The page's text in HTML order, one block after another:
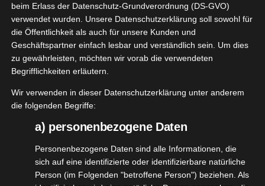
Kind hatte ich mal einen
, aber ob ich das heute
noch kann….
Dann bekam ich das Angebot den Hula Hoop
von@adlerfitzu testen und schwuppdiwupp war er
auch schon hier. Erstmal die 8 Einzelteile
zusammenstecken und dann ging das doch
irgendwie so….. ähm ja, es hat etwas gedauert, ein
paar Tage, mehrere Minuten
Aber ich hab es hinbekommen und ich hulere. Es
macht echt super viel Spaß, auch wenn der Reifen
beim Erlass der Datenschutz-Grundverordnung (DS-GVO)
verwendet wurden. Unsere Datenschutzerklärung soll sowohl für
die Öffentlichkeit als auch für unsere Kunden und
Geschäftspartner einfach lesbar und verständlich sein. Um dies
zu gewährleisten, möchten wir vorab die verwendeten
Begrifflichkeiten erläutern.
Wir verwenden in dieser Datenschutzerklärung unter anderem
die folgenden Begriffe:
a) personenbezogene Daten
Personenbezogene Daten sind alle Informationen, die
sich auf eine identifizierte oder identifizierbare natürliche
Person (im Folgenden "betroffene Person") beziehen. Als